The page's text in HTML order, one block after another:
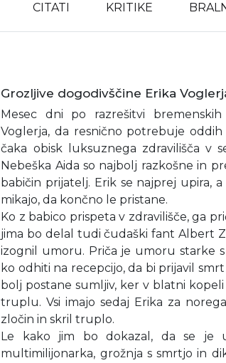
CITATI KRITIKE
Grozljive dogodivščine Erika
Mesec dni po razrešitvi
Voglerja, da resnično potrebuje
čaka obisk luksuznega zdravilišča v
Nebeška Aida so najbolj razkošne in
babičin prijatelj. Erik se najprej upira,
mikajo, da končno le pristane.
Ko z babico prispeta v zdravilišče, ga
jima bo delal tudi čudaški fant Albert
izognil umoru. Priča je umoru starke
ko odhiti na recepcijo, da bi prijavil
bolj postane sumljiv, ker v blatni
truplu. Vsi imajo sedaj Erika za
zločin in skril truplo.
Le kako jim bo dokazal, da se je
multimilijonarka, grožnja s smrtjo in